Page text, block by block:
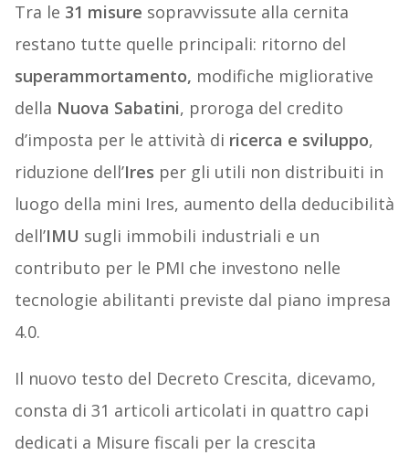
Tra le 31 misure sopravvissute alla cernita
restano tutte quelle principali: ritorno del
superammortamento, modifiche migliorative
della Nuova Sabatini, proroga del credito
d’imposta per le attività di ricerca e sviluppo,
riduzione dell’Ires per gli utili non distribuiti in
luogo della mini Ires, aumento della deducibilità
dell’IMU sugli immobili industriali e un
contributo per le PMI che investono nelle
tecnologie abilitanti previste dal piano impresa
4.0.
Il nuovo testo del Decreto Crescita, dicevamo,
consta di 31 articoli articolati in quattro capi
dedicati a Misure fiscali per la crescita